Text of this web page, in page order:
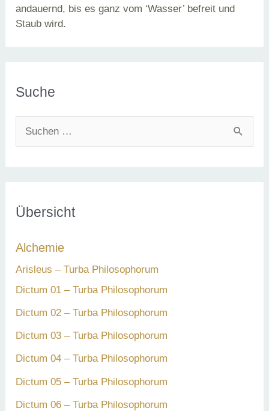
andauernd, bis es ganz vom ‘Wasser’ befreit und
Staub wird.
Suche
u
e
n
a
c
h
:
Übersicht
Alchemie
Arisleus – Turba Philosophorum
Dictum 01 – Turba Philosophorum
Dictum 02 – Turba Philosophorum
Dictum 03 – Turba Philosophorum
Dictum 04 – Turba Philosophorum
Dictum 05 – Turba Philosophorum
Dictum 06 – Turba Philosophorum